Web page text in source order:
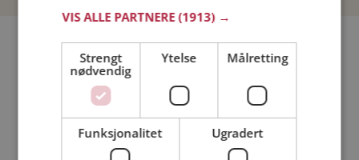
Bli medlem gratis!
Jeg er en: Mann Kvinne
Min alder:
VIS ALLE PARTNERE(1913) →
Strengt
nødvendig
Ytelse Målretting
Funksjonalitet Ugradert